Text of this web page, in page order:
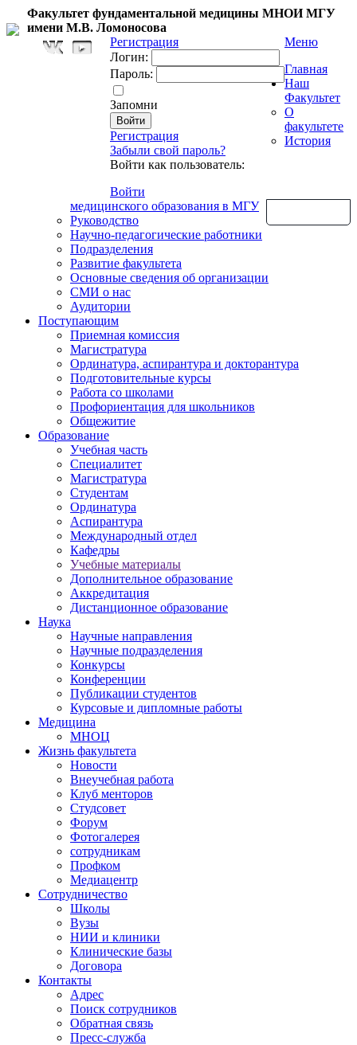
Факультет фундаментальной медицины МНОИ МГУ
имени М.В. Ломоносова
Регистрация
Логин:
Пароль:
Запомни
Регистрация
Забыли свой пароль?
Войти как пользователь:
Войти
Меню
Главная
Наш
Факультет
О
факультете
История
медицинского образования в МГУ
Руководство
Научно-педагогические работники
Подразделения
Развитие факультета
Основные сведения об организации
СМИ о нас
Аудитории
Поступающим
Приемная комиссия
Магистратура
Ординатура, аспирантура и докторантура
Подготовительные курсы
Работа со школами
Профориентация для школьников
Общежитие
Образование
Учебная часть
Специалитет
Магистратура
Студентам
Ординатура
Аспирантура
Международный отдел
Кафедры
Учебные материалы
Дополнительное образование
Аккредитация
Дистанционное образование
Наука
Научные направления
Научные подразделения
Конкурсы
Конференции
Публикации студентов
Курсовые и дипломные работы
Медицина
МНОЦ
Жизнь факультета
Новости
Внеучебная работа
Клуб менторов
Студсовет
Форум
Фотогалерея
сотрудникам
Профком
Медиацентр
Сотрудничество
Школы
Вузы
НИИ и клиники
Клинические базы
Договора
Контакты
Адрес
Поиск сотрудников
Обратная связь
Пресс-служба